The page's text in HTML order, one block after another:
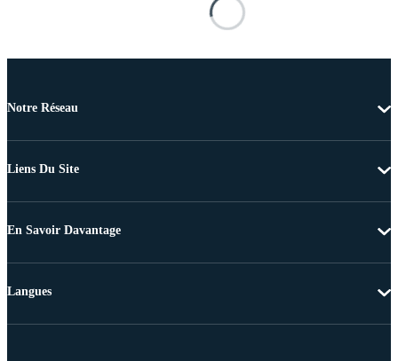
Notre Réseau
Liens Du Site
En Savoir Davantage
Langues